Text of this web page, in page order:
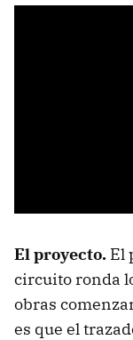
El proyecto. El
circuito ronda
obras
es que el